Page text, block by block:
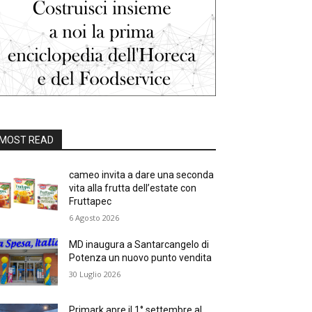
READ
cameo invita a dare una seconda
vita alla frutta dell’estate con
Fruttapec
6 Agosto 2026
MD inaugura a Santarcangelo di
Potenza un nuovo punto vendita
30 Luglio 2026